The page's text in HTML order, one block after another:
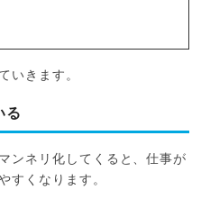
いきます。
る
ンネリ化してくると、仕事が
すくなります。